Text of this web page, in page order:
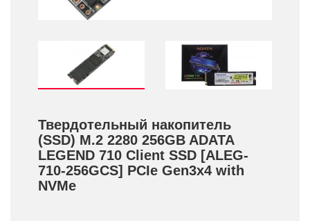
Твердотельный накопитель
(SSD) M.2 2280 256GB ADATA
LEGEND 710 Client SSD [ALEG-
710-256GCS] PCIe Gen3x4 with
NVMe